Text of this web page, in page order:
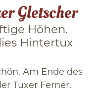
Gletscher
Höhen.
Hintertux
Am Ende des
Tuxer Ferner.